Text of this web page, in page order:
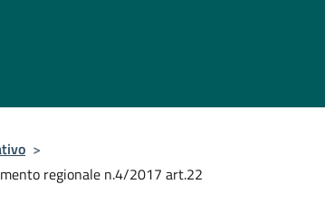
>
regionale n.4/2017 art.22